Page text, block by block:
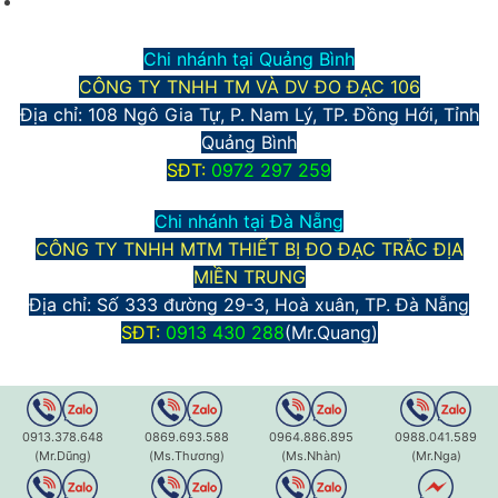
Chi nhánh tại Quảng Bình
CÔNG TY TNHH TM VÀ DV ĐO ĐẠC 106
Địa chỉ: 108 Ngô Gia Tự, P. Nam Lý, TP. Đồng Hới, Tỉnh
Quảng Bình
SĐT: 0972 297 259
Chi nhánh tại Đà Nẵng
CÔNG TY TNHH MTM THIẾT BỊ ĐO ĐẠC TRẮC ĐỊA
MIỀN TRUNG
Địa chỉ: Số 333 đường 29-3, Hoà xuân, TP. Đà Nẵng
SĐT: 0913 430 288(Mr.Quang)
0913.378.648
(Mr.Dũng)
0869.693.588
(Ms.Thương)
0964.886.895
(Ms.Nhàn)
0988.041.589
(Mr.Nga)